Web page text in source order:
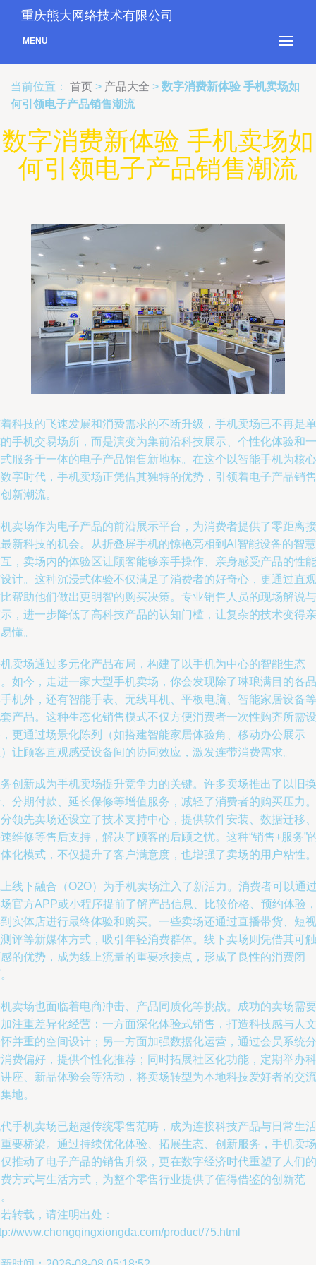
重庆熊大网络技术有限公司
MENU
当前位置： 首页 > 产品大全 > 数字消费新体验 手机卖场如
何引领电子产品销售潮流
数字消费新体验 手机卖场如
何引领电子产品销售潮流
科技的飞速发展和消费需求的不断升级，手机卖场已不再是单
手机交易场所，而是演变为集前沿科技展示、个性化体验和一
服务于一体的电子产品销售新地标。在这个以智能手机为核心
字时代，手机卖场正凭借其独特的优势，引领着电子产品销售
新潮流。
卖场作为电子产品的前沿展示平台，为消费者提供了零距离接
新科技的机会。从折叠屏手机的惊艳亮相到AI智能设备的智慧
，卖场内的体验区让顾客能够亲手操作、亲身感受产品的性能
计。这种沉浸式体验不仅满足了消费者的好奇心，更通过直观
帮助他们做出更明智的购买决策。专业销售人员的现场解说与
，进一步降低了高科技产品的认知门槛，让复杂的技术变得亲
懂。
卖场通过多元化产品布局，构建了以手机为中心的智能生态
如今，走进一家大型手机卖场，你会发现除了琳琅满目的各品
机外，还有智能手表、无线耳机、平板电脑、智能家居设备等
产品。这种生态化销售模式不仅方便消费者一次性购齐所需设
更通过场景化陈列（如搭建智能家居体验角、移动办公展示
让顾客直观感受设备间的协同效应，激发连带消费需求。
创新成为手机卖场提升竞争力的关键。许多卖场推出了以旧换
分期付款、延长保修等增值服务，减轻了消费者的购买压力。
领先卖场还设立了技术支持中心，提供软件安装、数据迁移、
维修等售后支持，解决了顾客的后顾之忧。这种“销售+服务”
化模式，不仅提升了客户满意度，也增强了卖场的用户粘性。
线下融合（O2O）为手机卖场注入了新活力。消费者可以通
官方APP或小程序提前了解产品信息、比较价格、预约体验
实体店进行最终体验和购买。一些卖场还通过直播带货、短视
评等新媒体方式，吸引年轻消费群体。线下卖场则凭借其可触
的优势，成为线上流量的重要承接点，形成了良性的消费闭
卖场也面临着电商冲击、产品同质化等挑战。成功的卖场需要
注重差异化经营：一方面深化体验式销售，打造科技感与人文
并重的空间设计；另一方面加强数据化运营，通过会员系统分
费偏好，提供个性化推荐；同时拓展社区化功能，定期举办科
座、新品体验会等活动，将卖场转型为本地科技爱好者的交流
地。
手机卖场已超越传统零售范畴，成为连接科技产品与日常生活
要桥梁。通过持续优化体验、拓展生态、创新服务，手机卖场
推动了电子产品的销售升级，更在数字经济时代重塑了人们的
方式与生活方式，为整个零售行业提供了值得借鉴的创新范
转载，请注明出处：
www.chongqingxiongda.com/product/75.html